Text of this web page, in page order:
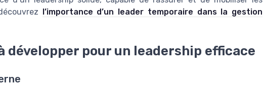
l’importance d’un leader temporaire dans la gestion
développer pour un leadership efficace